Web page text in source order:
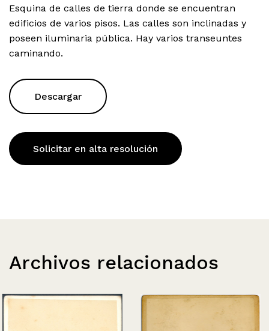
Esquina de calles de tierra donde se encuentran
edificios de varios pisos. Las calles son inclinadas y
poseen iluminaria pública. Hay varios transeuntes
caminando.
Descargar
Solicitar en alta resolución
Archivos relacionados